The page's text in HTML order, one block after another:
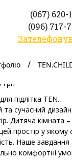
(067) 620-
(096) 717-
грн
підлітка TEN.
та сучасний
Дитяча кімната
простір у якому
Наше завдання
комфортні